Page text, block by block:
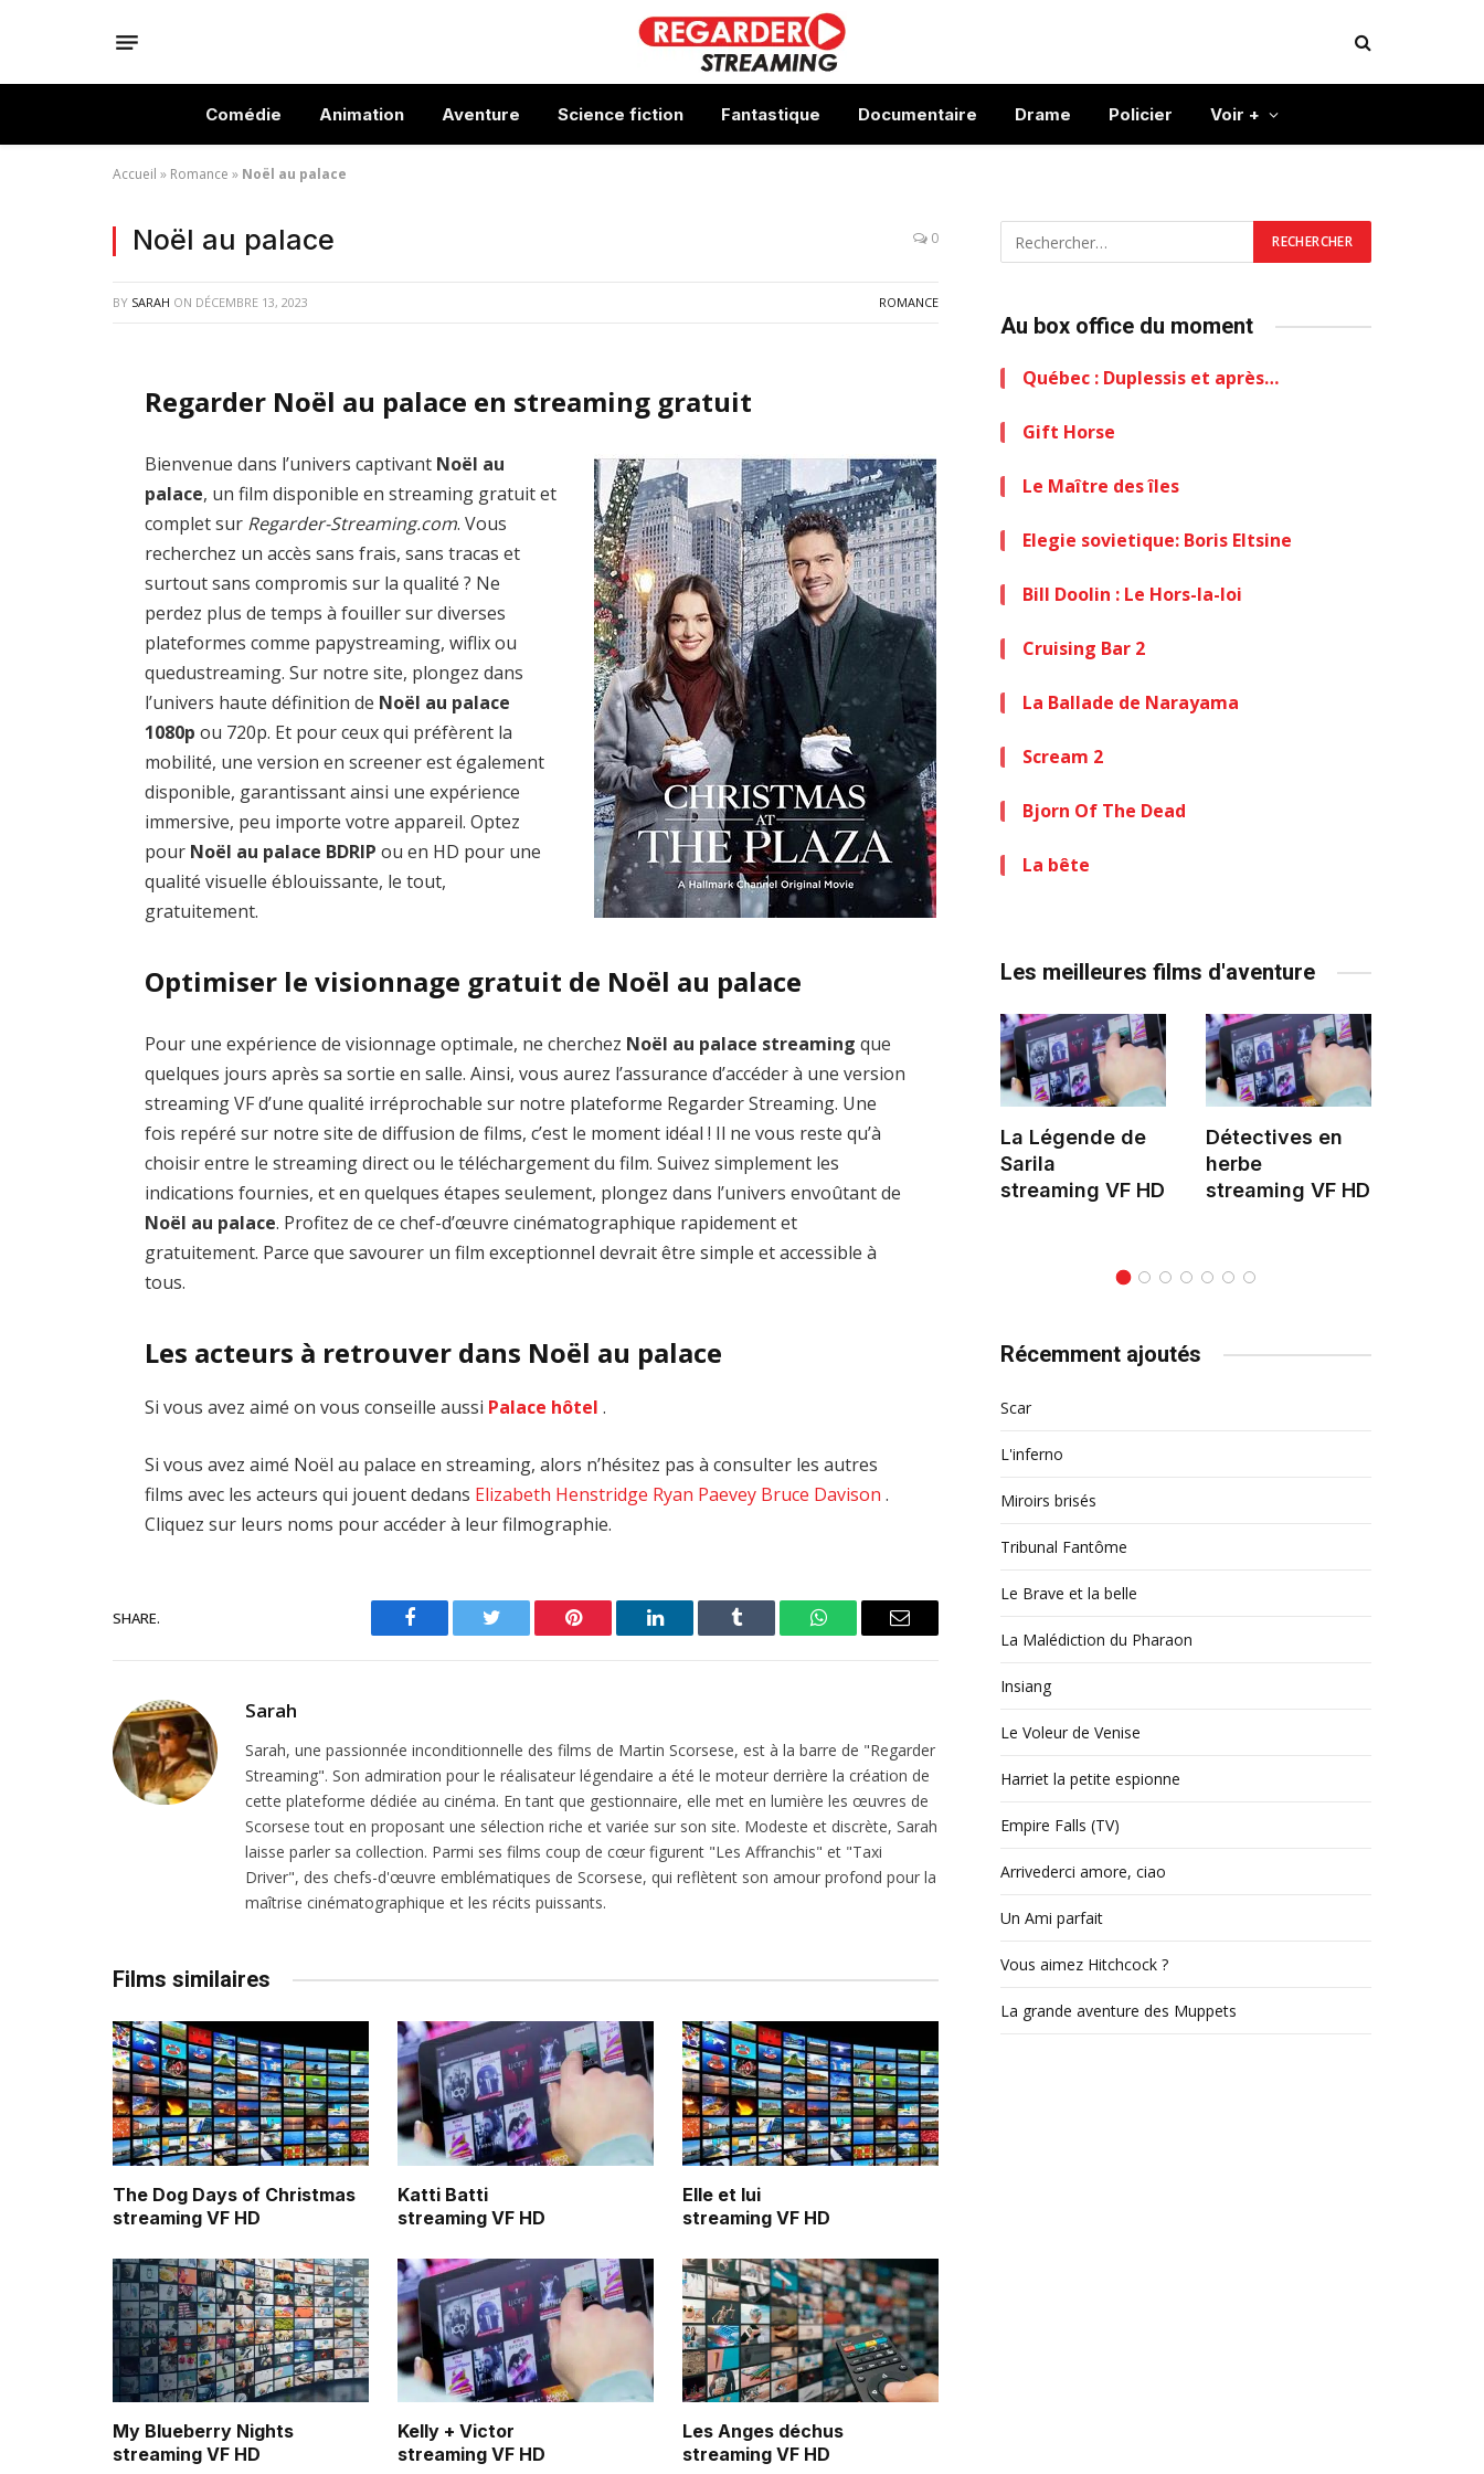
Comédie Animation Aventure Science fiction Fantastique Documentaire Drame Policier Voir +
Accueil » Romance » Noël au palace
Noël au palace 0
BY SARAH ON DÉCEMBRE 13, 2023 ROMANCE
Regarder Noël au palace en streaming gratuit
Bienvenue dans l’univers captivant Noël au
palace, un film disponible en streaming gratuit et
complet sur Regarder-Streaming.com. Vous
recherchez un accès sans frais, sans tracas et
surtout sans compromis sur la qualité ? Ne
perdez plus de temps à fouiller sur diverses
plateformes comme papystreaming, wiflix ou
quedustreaming. Sur notre site, plongez dans
l’univers haute définition de Noël au palace
1080p ou 720p. Et pour ceux qui préfèrent la
mobilité, une version en screener est également
disponible, garantissant ainsi une expérience
immersive, peu importe votre appareil. Optez
pour Noël au palace BDRIP ou en HD pour une
qualité visuelle éblouissante, le tout,
gratuitement.
Optimiser le visionnage gratuit de Noël au palace
Pour une expérience de visionnage optimale, ne cherchez Noël au palace streaming que
quelques jours après sa sortie en salle. Ainsi, vous aurez l’assurance d’accéder à une version
streaming VF d’une qualité irréprochable sur notre plateforme Regarder Streaming. Une
fois repéré sur notre site de diffusion de films, c’est le moment idéal ! Il ne vous reste qu’à
choisir entre le streaming direct ou le téléchargement du film. Suivez simplement les
indications fournies, et en quelques étapes seulement, plongez dans l’univers envoûtant de
Noël au palace. Profitez de ce chef-d’œuvre cinématographique rapidement et
gratuitement. Parce que savourer un film exceptionnel devrait être simple et accessible à
tous.
Les acteurs à retrouver dans Noël au palace
Si vous avez aimé on vous conseille aussi Palace hôtel .
Si vous avez aimé Noël au palace en streaming, alors n’hésitez pas à consulter les autres
films avec les acteurs qui jouent dedans Elizabeth Henstridge Ryan Paevey Bruce Davison .
Cliquez sur leurs noms pour accéder à leur filmographie.
SHARE.
Facebook Twitter Pinterest LinkedIn Tumblr WhatsAppEmail
Sarah
Sarah, une passionnée inconditionnelle des films de Martin Scorsese, est à la barre de "Regarder
Streaming". Son admiration pour le réalisateur légendaire a été le moteur derrière la création de
cette plateforme dédiée au cinéma. En tant que gestionnaire, elle met en lumière les œuvres de
Scorsese tout en proposant une sélection riche et variée sur son site. Modeste et discrète, Sarah
laisse parler sa collection. Parmi ses films coup de cœur figurent "Les Affranchis" et "Taxi
Driver", des chefs-d'œuvre emblématiques de Scorsese, qui reflètent son amour profond pour la
maîtrise cinématographique et les récits puissants.
Films similaires
The Dog Days of Christmas
streaming VF HD
Katti Batti
streaming VF HD
Elle et lui
streaming VF HD
My Blueberry Nights
streaming VF HD
Kelly + Victor
streaming VF HD
Les Anges déchus
streaming VF HD
Au box office du moment
Québec : Duplessis et après…
Gift Horse
Le Maître des îles
Elegie sovietique: Boris Eltsine
Bill Doolin : Le Hors-la-loi
Cruising Bar 2
La Ballade de Narayama
Scream 2
Bjorn Of The Dead
La bête
Les meilleures films d'aventure
Zenon: Girl of
the 21st Century
streaming VF HD
La Légende des
1000 dragons
streaming VF HD
La Légende de
Sarila
streaming VF HD
Détectives en
herbe
streaming VF HD
Récemment ajoutés
Scar
L'inferno
Miroirs brisés
Tribunal Fantôme
Le Brave et la belle
La Malédiction du Pharaon
Insiang
Le Voleur de Venise
Harriet la petite espionne
Empire Falls (TV)
Arrivederci amore, ciao
Un Ami parfait
Vous aimez Hitchcock ?
La grande aventure des Muppets